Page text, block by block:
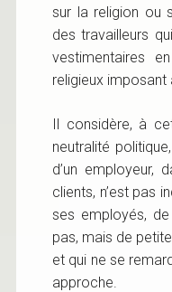
sur la religion ou
des travailleurs
vestimentaires
religieux imposant
Il considère, à
neutralité
d’un employeur,
clients, n’est pas
ses employés,
pas, mais de
et qui ne se
approche.